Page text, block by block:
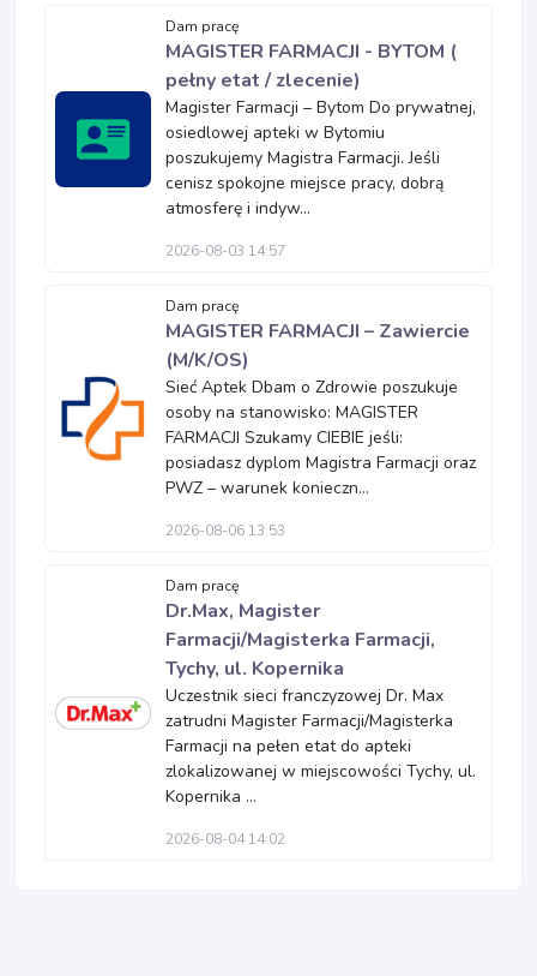
Dam pracę
MAGISTER FARMACJI - BYTOM (
pełny etat / zlecenie)
Magister Farmacji – Bytom Do prywatnej,
osiedlowej apteki w Bytomiu
poszukujemy Magistra Farmacji. Jeśli
cenisz spokojne miejsce pracy, dobrą
atmosferę i indyw...
2026-08-03 14:57
Dam pracę
MAGISTER FARMACJI – Zawiercie
(M/K/OS)
Sieć Aptek Dbam o Zdrowie poszukuje
osoby na stanowisko: MAGISTER
FARMACJI Szukamy CIEBIE jeśli:
posiadasz dyplom Magistra Farmacji oraz
PWZ – warunek konieczn...
2026-08-06 13:53
Dam pracę
Dr.Max, Magister
Farmacji/Magisterka Farmacji,
Tychy, ul. Kopernika
Uczestnik sieci franczyzowej Dr. Max
zatrudni Magister Farmacji/Magisterka
Farmacji na pełen etat do apteki
zlokalizowanej w miejscowości Tychy, ul.
Kopernika ...
2026-08-04 14:02